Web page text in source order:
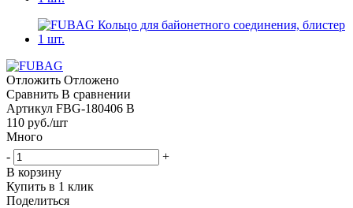
Отложить Отложено
Сравнить В сравнении
Артикул FBG-180406 B
110 руб./шт
Много
-
+
В корзину
Купить в 1 клик
Поделиться